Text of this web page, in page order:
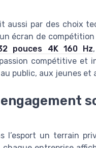
aussi par des choix
écran de
pouces 4K 160 Hz
compétitive et
public, aux jeunes
l’esport un terrain